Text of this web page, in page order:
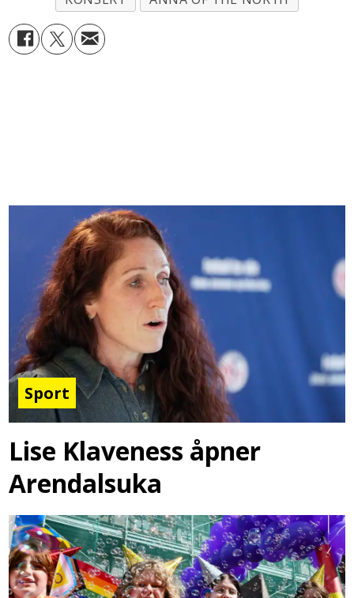
Sport
Lise Klaveness åpner
Arendalsuka